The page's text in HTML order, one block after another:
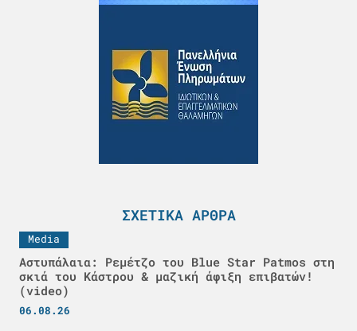
ΣΧΕΤΙΚΆ ΆΡΘΡΑ
Media
Αστυπάλαια: Ρεμέτζο του Blue Star Patmos στη
σκιά του Κάστρου & μαζική άφιξη επιβατών!
(video)
06.08.26